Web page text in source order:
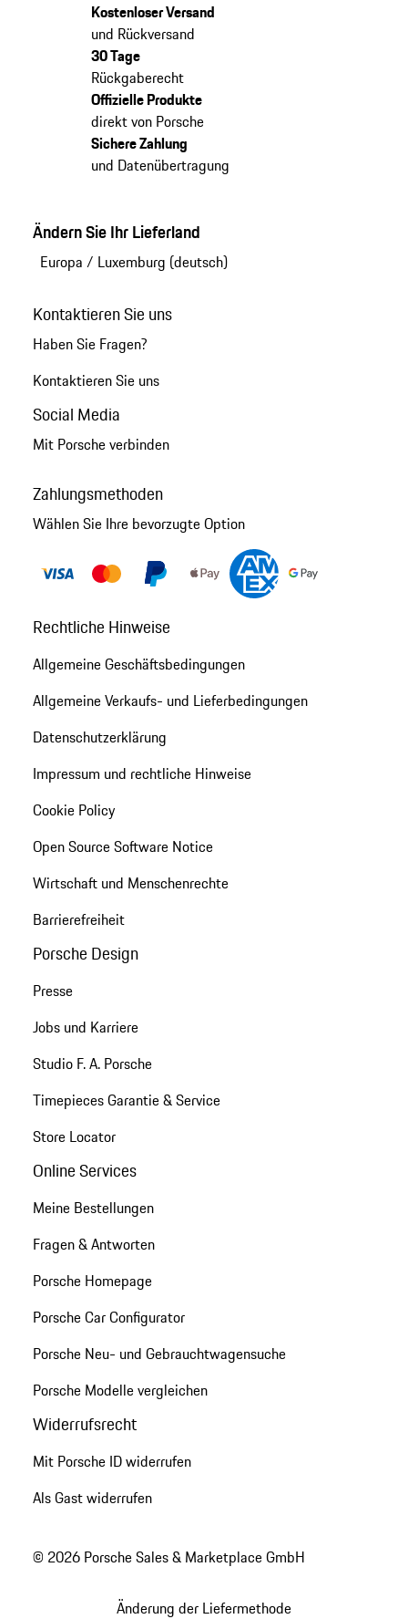
Kostenloser Versand
und Rückversand
30 Tage
Rückgaberecht
Offizielle Produkte
direkt von Porsche
Sichere Zahlung
und Datenübertragung
Ändern Sie Ihr Lieferland
Europa / Luxemburg (deutsch)
Kontaktieren Sie uns
Haben Sie Fragen?
Kontaktieren Sie uns
Social Media
Mit Porsche verbinden
Zahlungsmethoden
Wählen Sie Ihre bevorzugte Option
Rechtliche Hinweise
Allgemeine Geschäftsbedingungen
Allgemeine Verkaufs- und Lieferbedingungen
Datenschutzerklärung
Impressum und rechtliche Hinweise
Cookie Policy
Open Source Software Notice
Wirtschaft und Menschenrechte
Barrierefreiheit
Porsche Design
Presse
Jobs und Karriere
Studio F. A. Porsche
Timepieces Garantie & Service
Store Locator
Online Services
Meine Bestellungen
Fragen & Antworten
Porsche Homepage
Porsche Car Configurator
Porsche Neu- und Gebrauchtwagensuche
Porsche Modelle vergleichen
Widerrufsrecht
Mit Porsche ID widerrufen
Als Gast widerrufen
© 2026 Porsche Sales & Marketplace GmbH
Änderung der Liefermethode